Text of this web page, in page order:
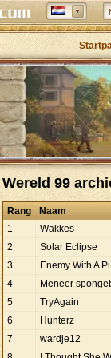
Wereld 99
Rang Naam
1
Wakkes
2
Solar Eclipse
3
Enemy With A
4
Meneer
5
TryAgain
6
Hunterz
7
wardje12